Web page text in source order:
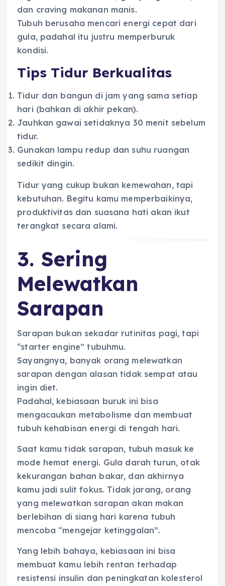
dan craving makanan manis.
Tubuh berusaha mencari energi cepat dari
gula, padahal itu justru memperburuk
kondisi.
Tips Tidur Berkualitas
Tidur dan bangun di jam yang sama setiap
hari (bahkan di akhir pekan).
Jauhkan gawai setidaknya 30 menit sebelum
tidur.
Gunakan lampu redup dan suhu ruangan
sedikit dingin.
Tidur yang cukup bukan kemewahan, tapi
kebutuhan. Begitu kamu memperbaikinya,
produktivitas dan suasana hati akan ikut
terangkat secara alami.
3. Sering
Melewatkan
Sarapan
Sarapan bukan sekadar rutinitas pagi, tapi
“starter engine” tubuhmu.
Sayangnya, banyak orang melewatkan
sarapan dengan alasan tidak sempat atau
ingin diet.
Padahal, kebiasaan buruk ini bisa
mengacaukan metabolisme dan membuat
tubuh kehabisan energi di tengah hari.
Saat kamu tidak sarapan, tubuh masuk ke
mode hemat energi. Gula darah turun, otak
kekurangan bahan bakar, dan akhirnya
kamu jadi sulit fokus. Tidak jarang, orang
yang melewatkan sarapan akan makan
berlebihan di siang hari karena tubuh
mencoba “mengejar ketinggalan”.
Yang lebih bahaya, kebiasaan ini bisa
membuat kamu lebih rentan terhadap
resistensi insulin dan peningkatan kolesterol